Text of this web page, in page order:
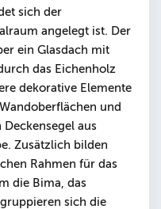
sich der
angelegt ist. Der
ein Glasdach mit
das Eichenholz
dekorative Elemente
und
aus
Zusätzlich bilden
Rahmen für das
die Bima, das
sich die